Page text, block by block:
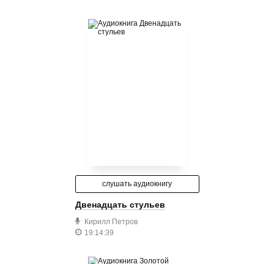
слушать аудиокнигу
Двенадцать стульев
Кирилл Петров
19:14:39